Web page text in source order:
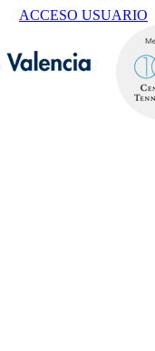
ACCESO USUARIO